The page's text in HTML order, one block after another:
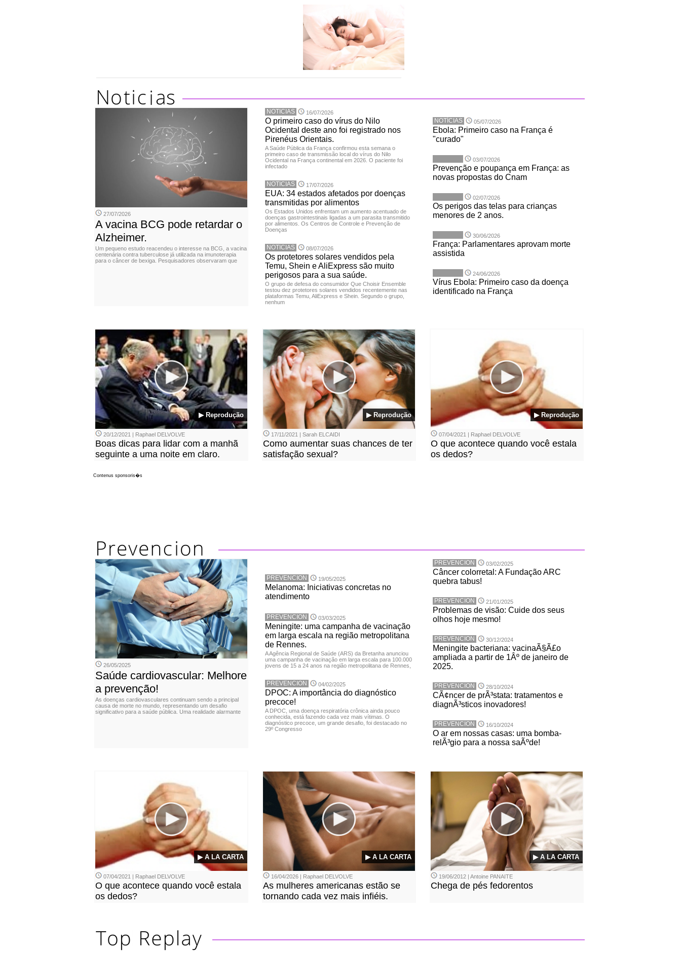
27/07/2026
A vacina BCG pode retardar o
Alzheimer.
Um pequeno estudo reacendeu o interesse na BCG, a vacina
centenária contra tuberculose já utilizada na imunoterapia
para o câncer de bexiga. Pesquisadores observaram que
NOTICIAS 16/07/2026
O primeiro caso do vírus do Nilo
Ocidental deste ano foi registrado nos
Pirenéus Orientais.
A Saúde Pública da França confirmou esta semana o
primeiro caso de transmissão local do vírus do Nilo
Ocidental na França continental em 2026. O paciente foi
infectado
NOTICIAS 17/07/2026
EUA: 34 estados afetados por doenças
transmitidas por alimentos
Os Estados Unidos enfrentam um aumento acentuado de
doenças gastrointestinais ligadas a um parasita transmitido
por alimentos. Os Centros de Controle e Prevenção de
Doenças
NOTICIAS 08/07/2026
Os protetores solares vendidos pela
Temu, Shein e AliExpress são muito
perigosos para a sua saúde.
O grupo de defesa do consumidor Que Choisir Ensemble
testou dez protetores solares vendidos recentemente nas
plataformas Temu, AliExpress e Shein. Segundo o grupo,
nenhum
NOTÍCIAS 05/07/2026
Ebola: Primeiro caso na França é
"curado"
03/07/2026
Prevenção e poupança em França: as
novas propostas do Cnam
02/07/2026
Os perigos das telas para crianças
menores de 2 anos.
30/06/2026
França: Parlamentares aprovam morte
assistida
24/06/2026
Vírus Ebola: Primeiro caso da doença
identificado na França
▶ Reprodução
20/12/2021 | Raphael DELVOLVE
Boas dicas para lidar com a manhã
seguinte a uma noite em claro.
▶ Reprodução
17/11/2021 | Sarah ELCAIDI
Como aumentar suas chances de ter
satisfação sexual?
▶ Reprodução
07/04/2021 | Raphael DELVOLVE
O que acontece quando você estala
os dedos?
Contenus sponsoris�s
26/05/2025
Saúde cardiovascular: Melhore
a prevenção!
As doenças cardiovasculares continuam sendo a principal
causa de morte no mundo, representando um desafio
significativo para a saúde pública. Uma realidade alarmante
PREVENCION 19/05/2025
Melanoma: Iniciativas concretas no
atendimento
PREVENCION 03/03/2025
Meningite: uma campanha de vacinação
em larga escala na região metropolitana
de Rennes.
A Agência Regional de Saúde (ARS) da Bretanha anunciou
uma campanha de vacinação em larga escala para 100.000
jovens de 15 a 24 anos na região metropolitana de Rennes,
PREVENCION 04/02/2025
DPOC: A importância do diagnóstico
precoce!
A DPOC, uma doença respiratória crônica ainda pouco
conhecida, está fazendo cada vez mais vítimas. O
diagnóstico precoce, um grande desafio, foi destacado no
29º Congresso
PREVENCION 03/02/2025
Câncer colorretal: A Fundação ARC
quebra tabus!
PREVENCION 21/01/2025
Problemas de visão: Cuide dos seus
olhos hoje mesmo!
PREVENCION 30/12/2024
Meningite bacteriana: vacinaÃ§Ã£o
ampliada a partir de 1Âº de janeiro de
2025.
PREVENCION 28/10/2024
CÃ¢ncer de prÃ³stata: tratamentos e
diagnÃ³sticos inovadores!
PREVENCION 16/10/2024
O ar em nossas casas: uma bomba-
relÃ³gio para a nossa saÃºde!
▶ A LA CARTA
07/04/2021 | Raphael DELVOLVE
O que acontece quando você estala
os dedos?
▶ A LA CARTA
16/04/2026 | Raphael DELVOLVE
As mulheres americanas estão se
tornando cada vez mais infiéis.
▶ A LA CARTA
19/06/2012 | Antoine PANAITE
Chega de pés fedorentos